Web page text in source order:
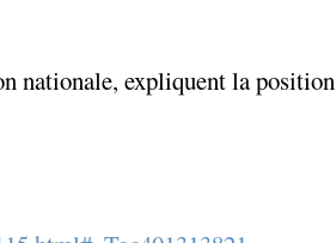
nationale, expliquent la position